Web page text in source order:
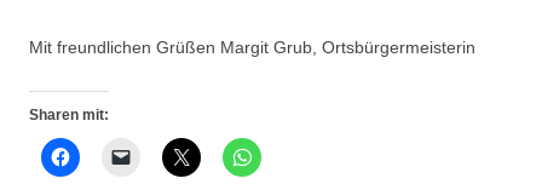
Mit freundlichen Grüßen Margit Grub, Ortsbürgermeisterin
Sharen mit: